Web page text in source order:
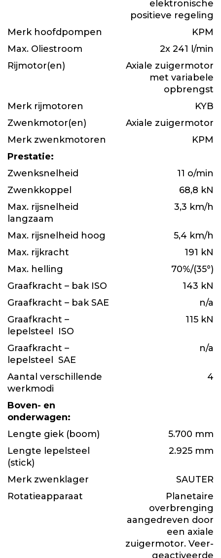
elektronische
positieve regeling
Merk hoofdpompen
KPM
Max. Oliestroom
2x 241 l/min
Rijmotor(en)
Axiale zuigermotor
met variabele
opbrengst
Merk rijmotoren
KYB
Zwenkmotor(en)
Axiale zuigermotor
Merk zwenkmotoren
KPM
Prestatie:
Zwenksnelheid
11 o/min
Zwenkkoppel
68,8 kN
Max. rijsnelheid
langzaam
3,3 km/h
Max. rijsnelheid hoog
5,4 km/h
Max. rijkracht
191 kN
Max. helling
70%/(35°)
Graafkracht – bak ISO
143 kN
Graafkracht – bak SAE
n/a
Graafkracht –
lepelsteel ISO
115 kN
Graafkracht –
lepelsteel SAE
n/a
Aantal verschillende
werkmodi
4
Boven- en
onderwagen:
Lengte giek (boom)
5.700 mm
Lengte lepelsteel
(stick)
2.925 mm
Merk zwenklager
SAUTER
Rotatieapparaat
Planetaire
overbrenging
aangedreven door
een axiale
zuigermotor. Veer-
geactiveerde